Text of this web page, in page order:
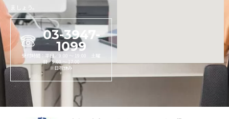
ましょう。
03-3947-
1099
受付時間：平日／9:00 〜 19:00 土曜
日／9:00 〜 17:00
※日祝休み